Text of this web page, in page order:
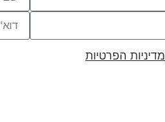
מדיניות הפרטיות